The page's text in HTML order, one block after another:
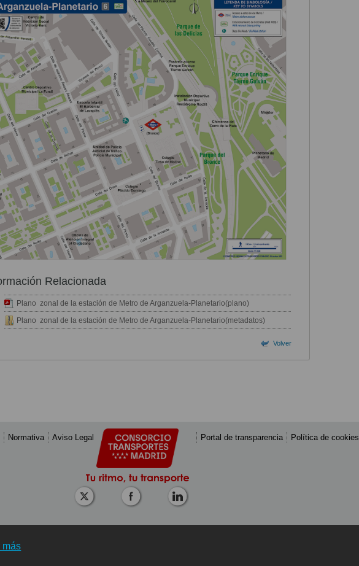
más
Relacionada
Plano zonal de la estación de Metro de Arganzuela-Planetario(plano)
Plano zonal de la estación de Metro de Arganzuela-Planetario(metadatos)
Volver
Normativa Aviso Legal Portal de transparencia Política de cookies